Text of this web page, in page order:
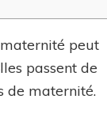
peut
passent de
de maternité.